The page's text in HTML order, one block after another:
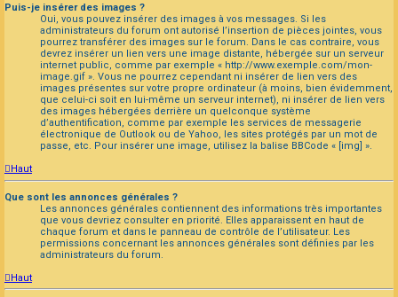
Puis-je insérer des images ?
Oui, vous pouvez insérer des images à vos messages. Si les
administrateurs du forum ont autorisé l’insertion de pièces jointes, vous
pourrez transférer des images sur le forum. Dans le cas contraire, vous
devrez insérer un lien vers une image distante, hébergée sur un serveur
internet public, comme par exemple « http://www.exemple.com/mon-
image.gif ». Vous ne pourrez cependant ni insérer de lien vers des
images présentes sur votre propre ordinateur (à moins, bien évidemment,
que celui-ci soit en lui-même un serveur internet), ni insérer de lien vers
des images hébergées derrière un quelconque système
d’authentification, comme par exemple les services de messagerie
électronique de Outlook ou de Yahoo, les sites protégés par un mot de
passe, etc. Pour insérer une image, utilisez la balise BBCode « [img] ».
Haut
Que sont les annonces générales ?
Les annonces générales contiennent des informations très importantes
que vous devriez consulter en priorité. Elles apparaissent en haut de
chaque forum et dans le panneau de contrôle de l’utilisateur. Les
permissions concernant les annonces générales sont définies par les
administrateurs du forum.
Haut